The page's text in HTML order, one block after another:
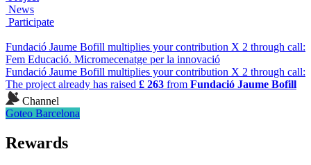
News
Participate
Fundació Jaume Bofill multiplies your contribution X 2 through call:
Fem Educació. Micromecenatge per la innovació
Fundació Jaume Bofill multiplies your contribution X 2 through call:
The project already has raised £ 263 from Fundació Jaume Bofill
Channel
Goteo Barcelona
Rewards